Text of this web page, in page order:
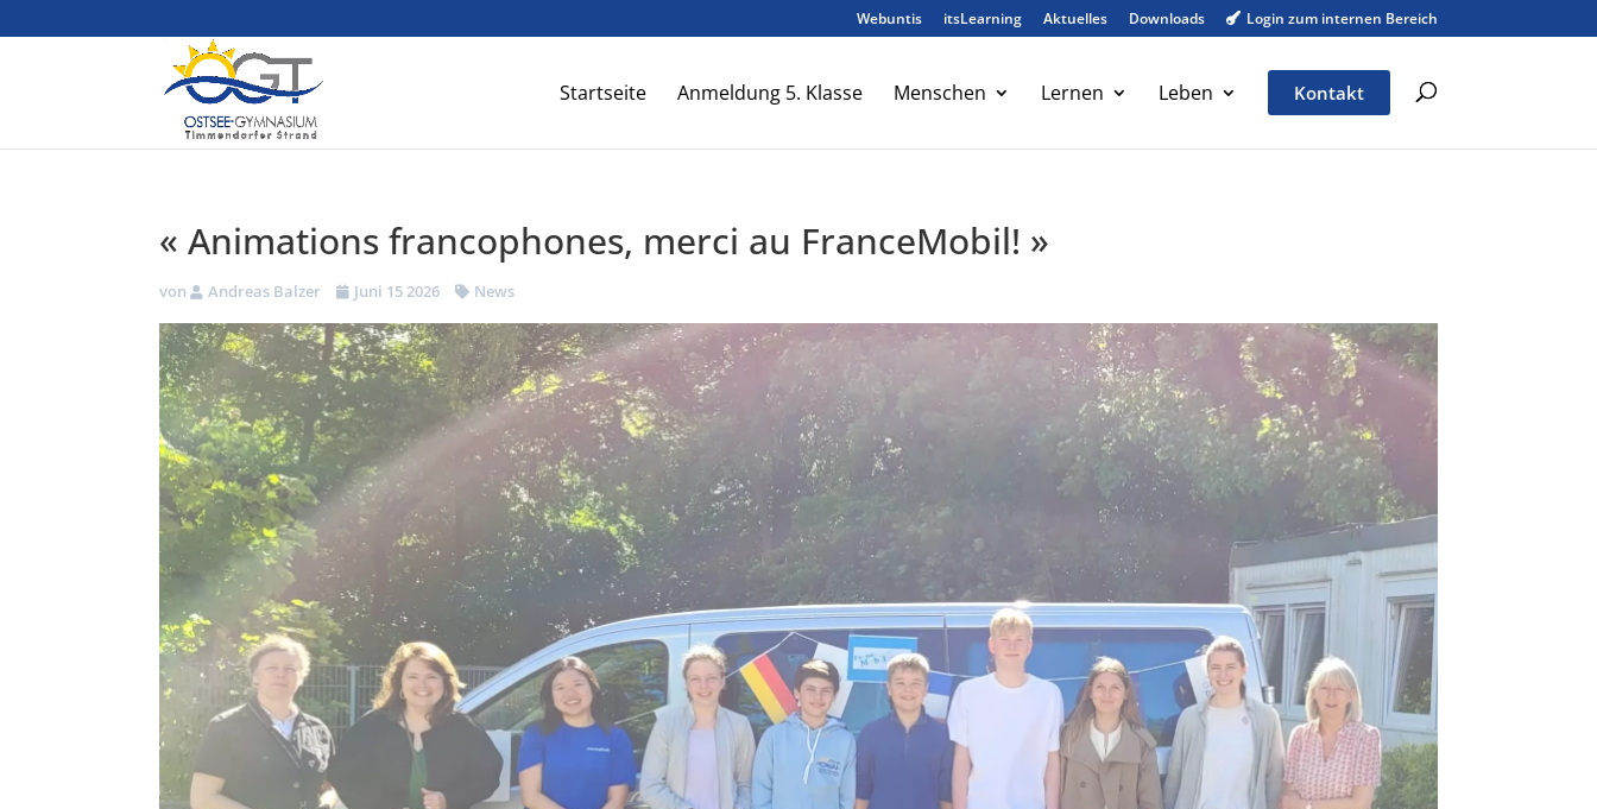
Webuntis itsLearning Aktuelles Downloads  Login zum internen Bereich
Startseite Anmeldung 5. Klasse Menschen Lernen Leben Kontakt
« Animations francophones, merci au FranceMobil! »
von Andreas Balzer Juni 15 2026 News